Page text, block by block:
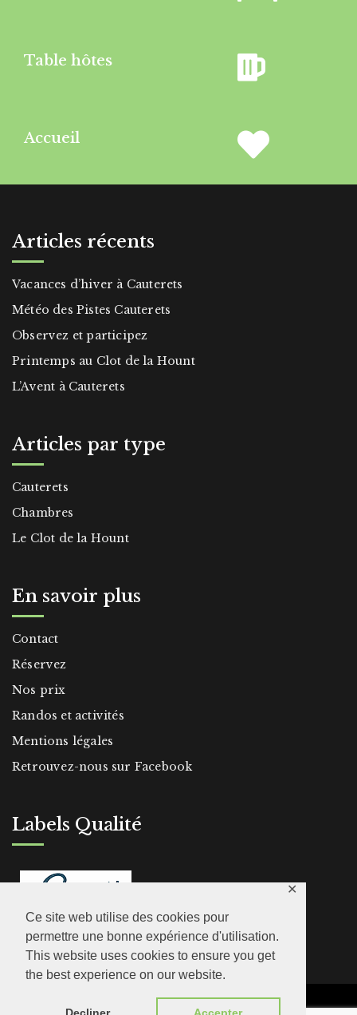
Ce site web utilise des cookies pour
permettre une bonne expérience d'utilisation.
This website uses cookies to ensure you get
the best experience on our website.
✕
Table hôtes
Accueil
Articles récents
Vacances d’hiver à Cauterets
Météo des Pistes Cauterets
Observez et participez
Printemps au Clot de la Hount
L’Avent à Cauterets
Articles par type
Cauterets
Chambres
Le Clot de la Hount
En savoir plus
Contact
Réservez
Nos prix
Randos et activités
Mentions légales
Retrouvez-nous sur Facebook
Labels Qualité